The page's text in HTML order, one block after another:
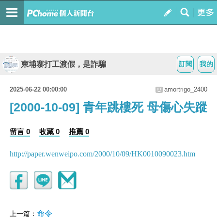
我的
訂閱
柬埔寨打工渡假，是詐騙
2025-06-22 00:00:00 amortrigo_2400
[2000-10-09] 青年跳樓死 母傷心失蹤
留言 0 收藏 0 推薦 0
http://paper.wenweipo.com/2000/10/09/HK0010090023.htm
上一篇： 命令